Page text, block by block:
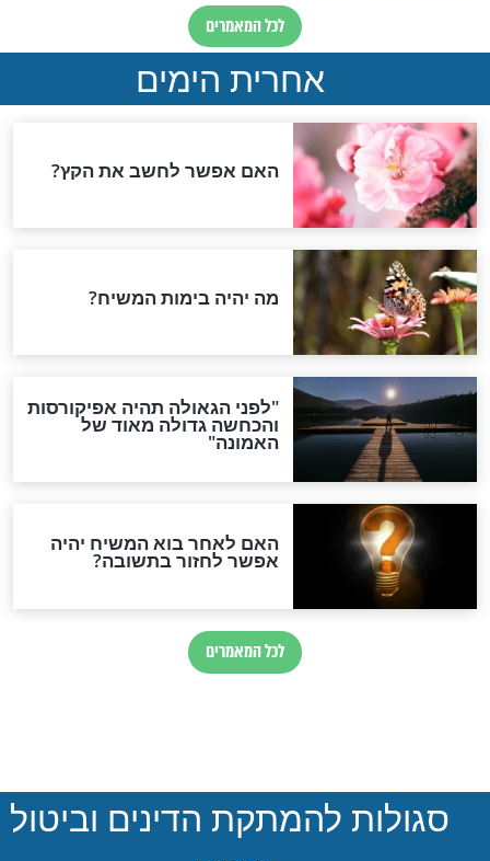
-התמודדויות
מול תרבויות
סגולה לפרשת בהעלותך -
חדשות יהדות
הותר לפרסום: לוחמי מילואים
נהרגו בדרום לבנון
ההסכם החשאי של טראמפ
ואיראן: בלי שקיפות ועם הרבה